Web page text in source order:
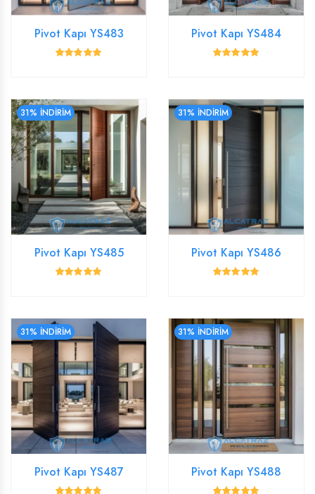
Pivot Kapı YS483 Pivot Kapı YS484
31% İNDİRİM
Pivot Kapı YS485
31% İNDİRİM
Pivot Kapı YS486
31% İNDİRİM
Pivot Kapı YS487
31% İNDİRİM
Pivot Kapı YS488